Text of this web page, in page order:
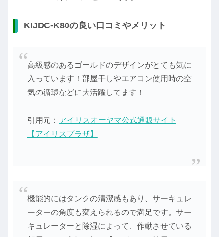
KIJDC-K80の良い口コミやメリット
高級感のあるゴールドのデザインがとても気に
入っています！部屋干しやエアコン使用時の空
気の循環などに大活躍してます！
引用元： アイリスオーヤマ公式通販サイト
【アイリスプラザ】
機能的にはタンクの清潔感もあり、サーキュレ
ーターの角度も変えられるので満足です。サー
キュレーターと除湿によって、作動させている